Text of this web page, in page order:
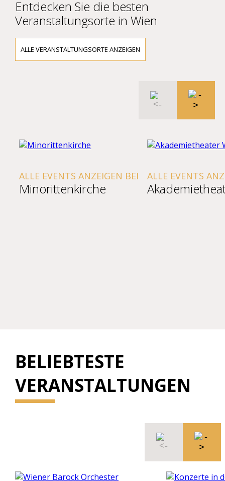
Entdecken Sie die besten
Veranstaltungsorte in Wien
ALLE VERANSTALTUNGSORTE ANZEIGEN
ALLE EVENTS ANZEIGEN BEI
Minorittenkirche
ALLE EVENTS
BELIEBTESTE
VERANSTALTUNGEN